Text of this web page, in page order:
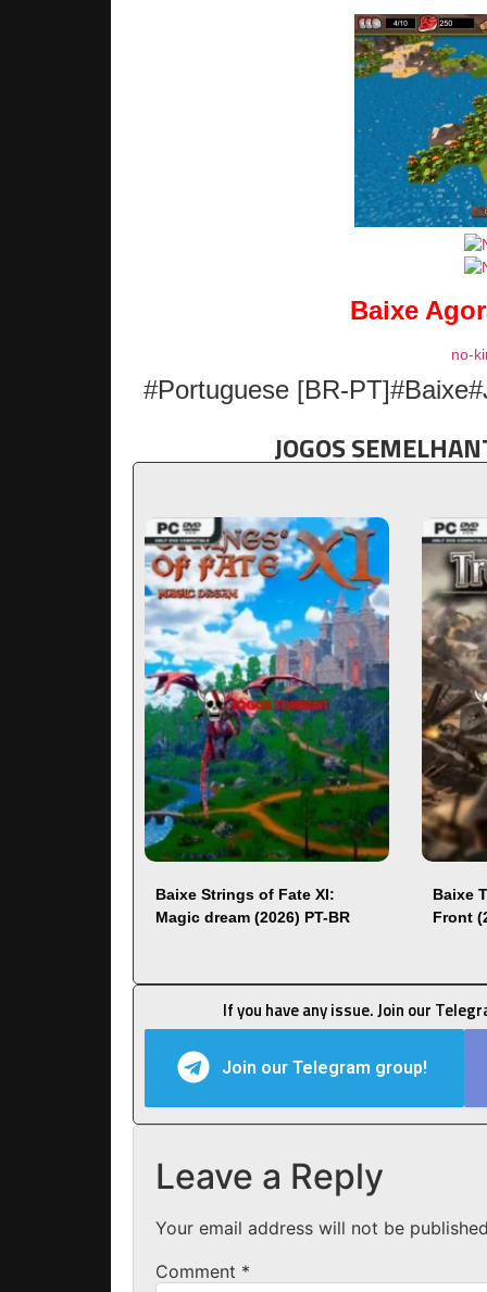
Baixe
no-
#Portuguese [BR-
JOGOS
Baixe Strings of Fate XI:
Magic dream (2026) PT-BR
Baixe
Front
If you have any issue. Join our
Join our Telegram group!
Leave a Reply
Your email address will not be
Comment *